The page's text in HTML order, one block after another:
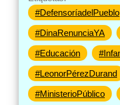
#DefensoríadelPueblo
#DinaRenunciaYA
#Educación
#LeonorPérezDurand
#MinisterioPúblico